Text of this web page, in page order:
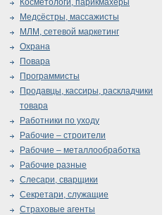
Косметологи, парикмахеры
Медсёстры, массажисты
МЛМ, сетевой маркетинг
Охрана
Повара
Программисты
Продавцы, кассиры, раскладчики
товара
Работники по уходу
Рабочие – строители
Рабочие – металлообработка
Рабочие разные
Слесари, сварщики
Секретари, служащие
Страховые агенты